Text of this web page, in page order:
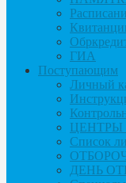
ГИА
Поступающим
Личный
ЦЕНТРЫ
Список
ДЕНЬ